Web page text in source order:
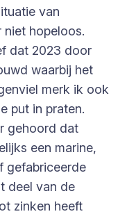
van
niet hopeloos.
dat 2023 door
waarbij het
merk ik ook
put in praten.
gehoord dat
een marine,
gefabriceerde
deel van de
zinken heeft